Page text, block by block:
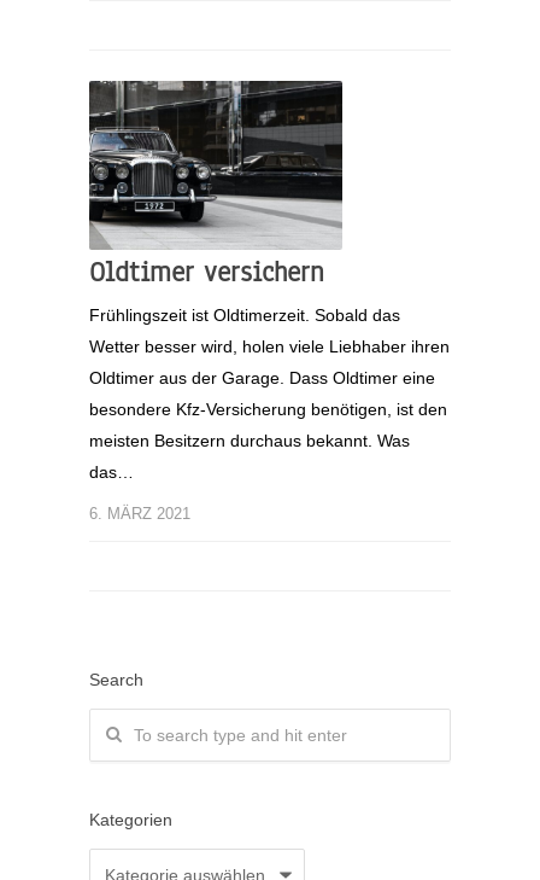
Oldtimer versichern
Frühlingszeit ist Oldtimerzeit. Sobald das
Wetter besser wird, holen viele Liebhaber ihren
Oldtimer aus der Garage. Dass Oldtimer eine
besondere Kfz-Versicherung benötigen, ist den
meisten Besitzern durchaus bekannt. Was
das…
6. MÄRZ 2021
Search
Kategorien